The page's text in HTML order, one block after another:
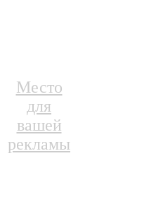
Место
для
вашей
рекламы